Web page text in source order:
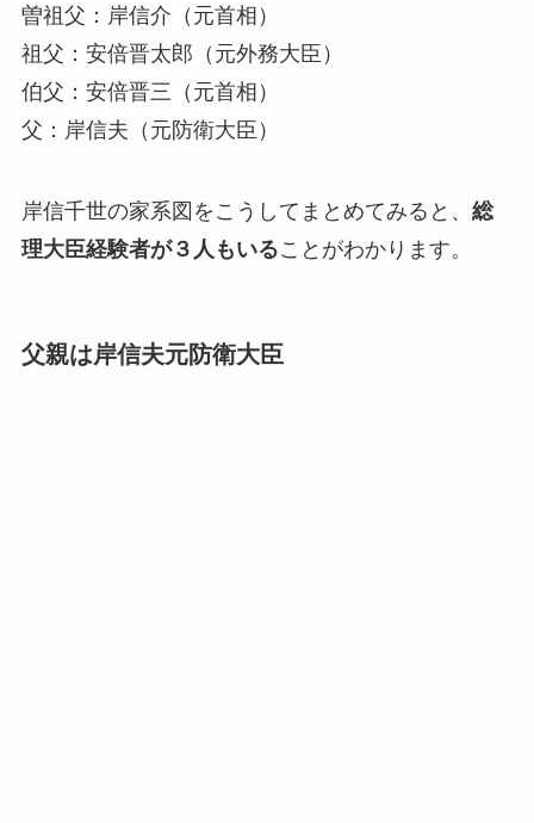
曽祖父：岸信介（元首相）
祖父：安倍晋太郎（元外務大臣）
伯父：安倍晋三（元首相）
父：岸信夫（元防衛大臣）
岸信千世の家系図をこうしてまとめてみると、 総
理大臣経験者が３人もいることがわかります。
父親は岸信夫元防衛大臣